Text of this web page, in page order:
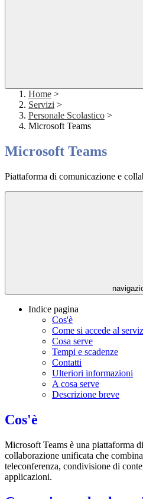
Home >
Servizi >
Personale Scolastico >
Microsoft Teams
Microsoft Teams
Piattaforma di comunicazione e
Indice pagina
Cos'è
Come si accede al
Cosa serve
Tempi e scadenze
Contatti
Ulteriori informazioni
A cosa serve
Descrizione breve
Cos'è
Microsoft Teams è una piattaforma
collaborazione unificata che
teleconferenza, condivisione di
applicazioni.